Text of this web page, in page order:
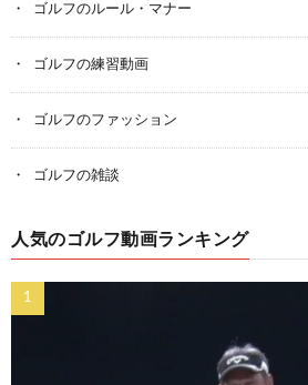
ゴルフのルール・マナー
ゴルフの練習動画
ゴルフのファッション
ゴルフの雑談
人気のゴルフ動画ランキング